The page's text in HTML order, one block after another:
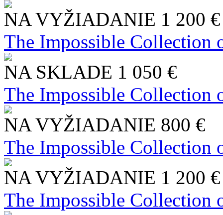
NA VYŽIADANIE 1 200 €
The Impossible Collection
NA SKLADE 1 050 €
The Impossible Collection
NA VYŽIADANIE 800 €
The Impossible Collection
NA VYŽIADANIE 1 200 €
The Impossible Collection